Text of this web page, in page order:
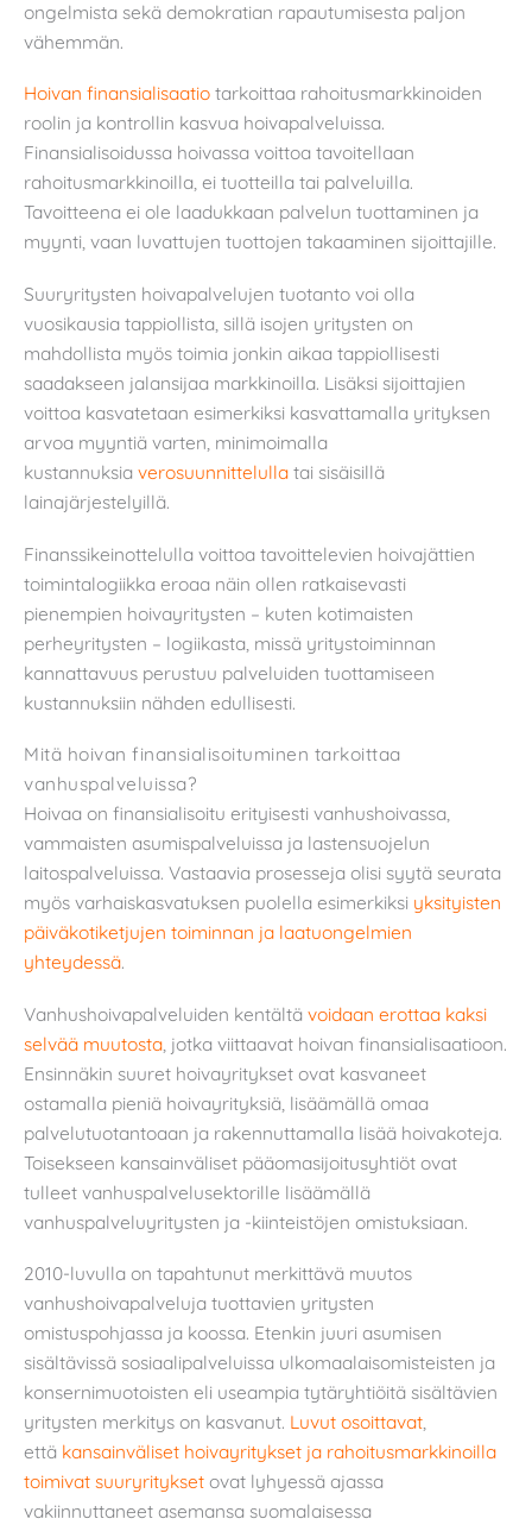
ongelmista sekä demokratian rapautumisesta paljon
vähemmän.
Hoivan finansialisaatio tarkoittaa rahoitusmarkkinoiden
roolin ja kontrollin kasvua hoivapalveluissa.
Finansialisoidussa hoivassa voittoa tavoitellaan
rahoitusmarkkinoilla, ei tuotteilla tai palveluilla.
Tavoitteena ei ole laadukkaan palvelun tuottaminen ja
myynti, vaan luvattujen tuottojen takaaminen sijoittajille.
Suuryritysten hoivapalvelujen tuotanto voi olla
vuosikausia tappiollista, sillä isojen yritysten on
mahdollista myös toimia jonkin aikaa tappiollisesti
saadakseen jalansijaa markkinoilla. Lisäksi sijoittajien
voittoa kasvatetaan esimerkiksi kasvattamalla yrityksen
arvoa myyntiä varten, minimoimalla
kustannuksia verosuunnittelulla tai sisäisillä
lainajärjestelyillä.
Finanssikeinottelulla voittoa tavoittelevien hoivajättien
toimintalogiikka eroaa näin ollen ratkaisevasti
pienempien hoivayritysten – kuten kotimaisten
perheyritysten – logiikasta, missä yritystoiminnan
kannattavuus perustuu palveluiden tuottamiseen
kustannuksiin nähden edullisesti.
Mitä hoivan finansialisoituminen tarkoittaa
vanhuspalveluissa?
Hoivaa on finansialisoitu erityisesti vanhushoivassa,
vammaisten asumispalveluissa ja lastensuojelun
laitospalveluissa. Vastaavia prosesseja olisi syytä seurata
myös varhaiskasvatuksen puolella esimerkiksi yksityisten
päiväkotiketjujen toiminnan ja laatuongelmien
yhteydessä.
Vanhushoivapalveluiden kentältä voidaan erottaa kaksi
selvää muutosta , jotka viittaavat hoivan finansialisaatioon.
Ensinnäkin suuret hoivayritykset ovat kasvaneet
ostamalla pieniä hoivayrityksiä, lisäämällä omaa
palvelutuotantoaan ja rakennuttamalla lisää hoivakoteja.
Toisekseen kansainväliset pääomasijoitusyhtiöt ovat
tulleet vanhuspalvelusektorille lisäämällä
vanhuspalveluyritysten ja -kiinteistöjen omistuksiaan.
2010-luvulla on tapahtunut merkittävä muutos
vanhushoivapalveluja tuottavien yritysten
omistuspohjassa ja koossa. Etenkin juuri asumisen
sisältävissä sosiaalipalveluissa ulkomaalaisomisteisten ja
konsernimuotoisten eli useampia tytäryhtiöitä sisältävien
yritysten merkitys on kasvanut. Luvut osoittavat,
että kansainväliset hoivayritykset ja rahoitusmarkkinoilla
toimivat suuryritykset ovat lyhyessä ajassa
vakiinnuttaneet asemansa suomalaisessa